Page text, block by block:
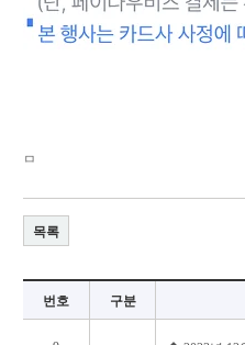
ㅁ
목록
번호 구분